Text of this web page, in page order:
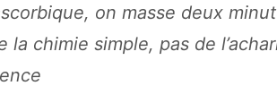
on masse deux
la chimie simple, pas de